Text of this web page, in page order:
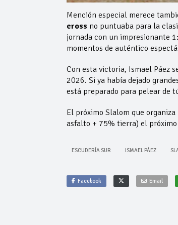
Mención especial merece
cross no puntuaba para la
jornada con un impresionante
momentos de auténtico
Con esta victoria, Ismael Páez
2026. Si ya había dejado
está preparado para pelear de
El próximo Slalom que
asfalto + 75% tierra) el próximo
ESCUDERÍA SUR ISMAEL PÁEZ
Facebook Email